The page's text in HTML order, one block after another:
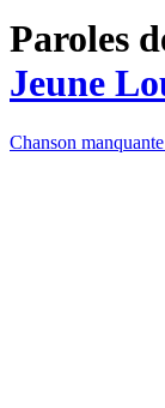
Paroles
Jeune
Chanson